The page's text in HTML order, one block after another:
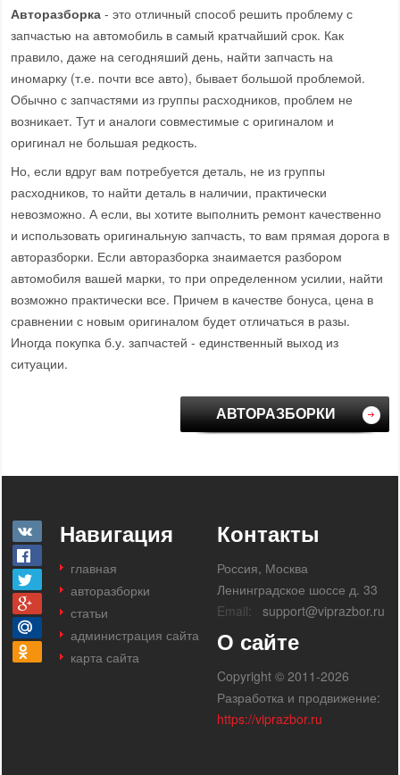
Авторазборка - это отличный способ решить проблему с
запчастью на автомобиль в самый кратчайший срок. Как
правило, даже на сегодняший день, найти запчасть на
иномарку (т.е. почти все авто), бывает большой проблемой.
Обычно с запчастями из группы расходников, проблем не
возникает. Тут и аналоги совместимые с оригиналом и
оригинал не большая редкость.
Но, если вдруг вам потребуется деталь, не из группы
расходников, то найти деталь в наличии, практически
невозможно. А если, вы хотите выполнить ремонт качественно
и использовать оригинальную запчасть, то вам прямая дорога в
авторазборки. Если авторазборка знаимается разбором
автомобиля вашей марки, то при определенном усилии, найти
возможно практически все. Причем в качестве бонуса, цена в
сравнении с новым оригиналом будет отличаться в разы.
Иногда покупка б.у. запчастей - единственный выход из
ситуации.
АВТОРАЗБОРКИ
Навигация
главная
авторазборки
статьи
администрация сайта
карта сайта
Контакты
Россия, Москва
Ленинградское шоссе д. 33
Email:
support@viprazbor.ru
О сайте
Copyright © 2011-2026
Разработка и продвижение:
https://viprazbor.ru